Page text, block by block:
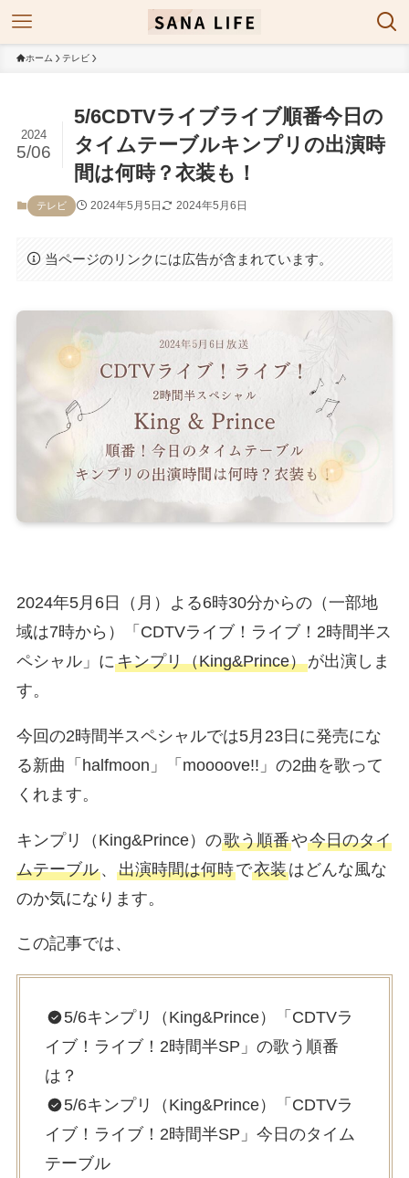
ホーム テレビ
5/6CDTVライブライブ順番今日の
タイムテーブルキンプリの出演時
間は何時？衣装も！
2024
5/06
テレビ 2024年5月5日 2024年5月6日
当ページのリンクには広告が含まれています。
2024年5月6日（月）よる6時30分からの（一部地
域は7時から）「CDTVライブ！ライブ！2時間半ス
ペシャル」にキンプリ（King&Prince）が出演しま
す。
今回の2時間半スペシャルでは5月23日に発売にな
る新曲「halfmoon」「moooove!!」の2曲を歌って
くれます。
キンプリ（King&Prince）の歌う順番や今日のタイ
ムテーブル、 出演時間は何時で衣装はどんな風な
のか気になります。
この記事では、
5/6キンプリ（King&Prince）「CDTVラ
イブ！ライブ！2時間半SP」の歌う順番
は？
5/6キンプリ（King&Prince）「CDTVラ
イブ！ライブ！2時間半SP」今日のタイム
テーブル